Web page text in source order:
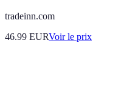
tradeinn.com
46.99 EURVoir le prix